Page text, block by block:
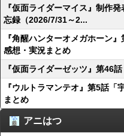
『仮面ライダーマイス』制作
忘録（2026/7/31～2...
『角醒ハンターオメガホーン
感想・実況まとめ
『仮面ライダーゼッツ』第46
『ウルトラマンテオ』第5話
まとめ
アニはつ